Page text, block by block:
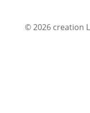
© 2026 creation L